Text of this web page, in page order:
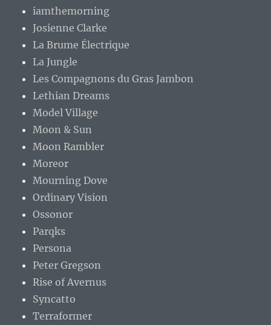
iamthemorning
Josienne Clarke
La Brume Électrique
La Jungle
Les Compagnons du Gras Jambon
Lethian Dreams
Model Village
Moon & Sun
Moon Rambler
Moreor
Mourning Dove
Ordinary Vision
Ossonor
Parqks
Persona
Peter Gregson
Rise of Avernus
Syncatto
Terraformer